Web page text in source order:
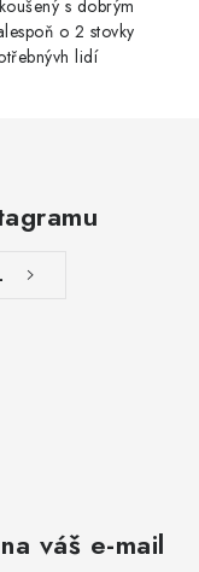
s dobrým
o 2 stovky
lidí
váš e-mail